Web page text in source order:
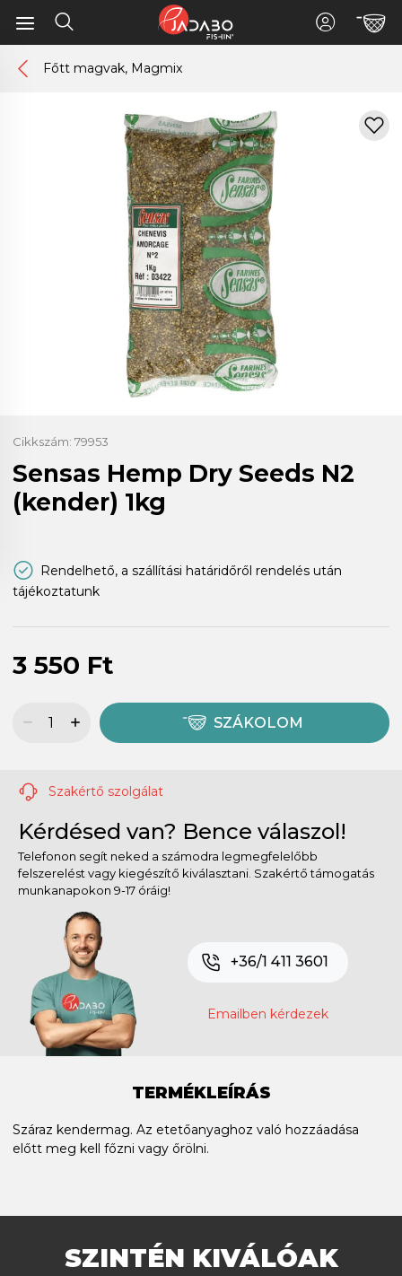
Főtt magvak, Magmix
Cikkszám: 79953
Sensas Hemp Dry Seeds N2
(kender) 1kg
Rendelhető, a szállítási határidőről rendelés után
tájékoztatunk
3 550 Ft
SZÁKOLOM
Szakértő szolgálat
Kérdésed van? Bence válaszol!
Telefonon segít neked a számodra legmegfelelőbb
felszerelést vagy kiegészítő kiválasztani. Szakértő támogatás
munkanapokon 9-17 óráig!
+36/1 411 3601
Emailben kérdezek
TERMÉKLEÍRÁS
Száraz kendermag. Az etetőanyaghoz való hozzáadása
előtt meg kell főzni vagy őrölni.
SZINTÉN KIVÁLÓAK